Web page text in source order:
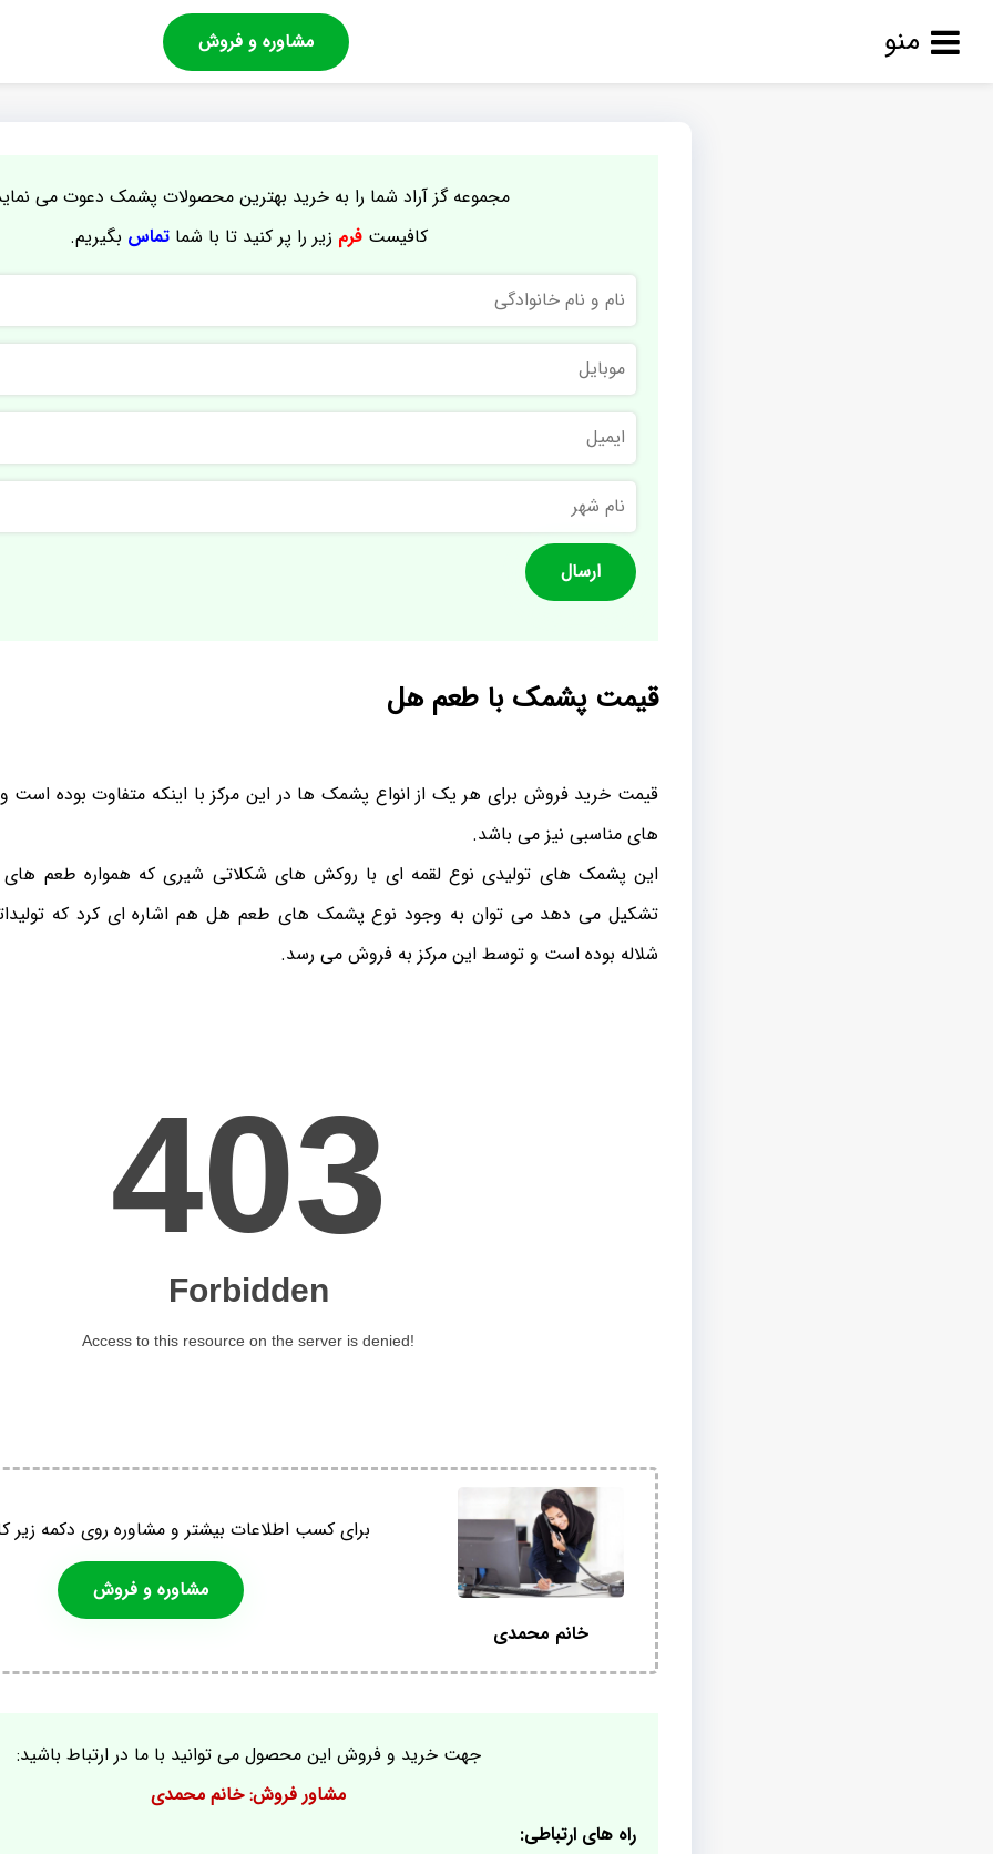
منو مشاوره و فروش
مجموعه گز آراد شما را به خرید بهترین محصولات پشمک دعوت می
کافیستفرم زیر را پر کنید تا با شماتماس بگیریم.
و
نام
خانوادگی
موبایل
ایمیل
نام
شهر
قیمت پشمک با طعم هل
قیمت خرید فروش برای هر یک از انواع پشمک ها در این مرکز با اینکه متفاوت بوده است
های مناسبی نیز می باشد.
این پشمک های تولیدی نوع لقمه ای با روکش های شکلاتی شیری که همواره طعم های
تشکیل می دهد می توان به وجود نوع پشمک های طعم هل هم اشاره ای کرد که
شلاله بوده است و توسط این مرکز به فروش می رسد.
خانم محمدی
برای کسب اطلاعات بیشتر و مشاوره روی دکمه زیر
مشاوره و فروش
جهت خرید و فروش این محصول می توانید با ما در ارتباط باشید:
مشاور فروش: خانم محمدی
راه های ارتباطی: